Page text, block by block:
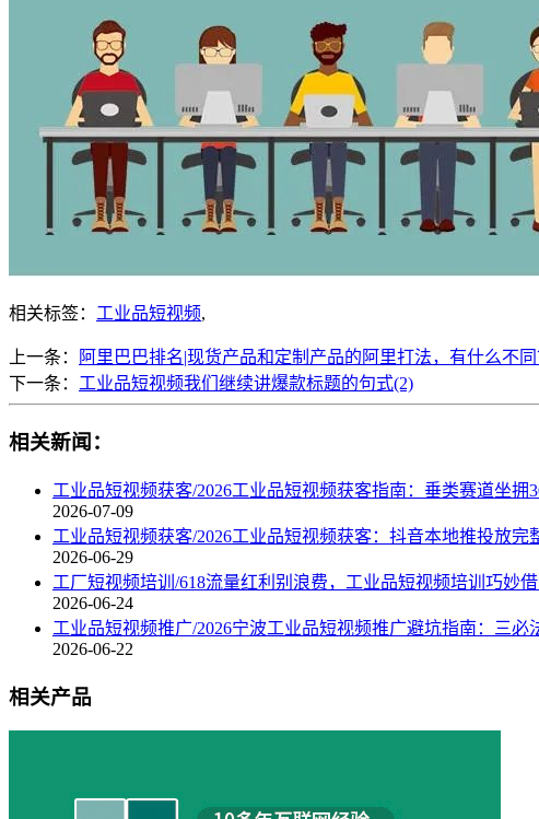
相关标签： 工业品短视频,
上一条：
阿里巴巴排名|现货产品和定制产品的阿里打法，有什么不同
下一条： 工业品短视频我们继续讲爆款标题的句式(2)
相关新闻：
工业品短视频获客/2026工业品短视频获客指南：垂类赛道坐拥
2026-07-09
工业品短视频获客/2026工业品短视频获客：抖音本地推投放完
2026-06-29
工厂短视频培训/618流量红利别浪费，工业品短视频培训巧妙
2026-06-24
工业品短视频推广/2026宁波工业品短视频推广避坑指南：三必
2026-06-22
相关产品